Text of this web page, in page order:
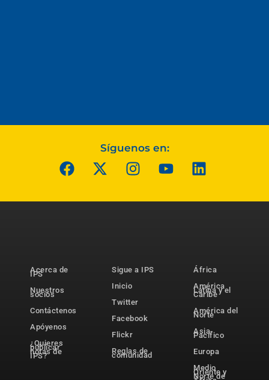
Síguenos en:
Acerca de
IPS
Nuestros
socios
Contáctenos
Apóyenos
¿Quieres
publicar
notas de
IPS?
Sigue a IPS
Inicio
Twitter
Facebook
Flickr
Reglas de
comunidad
África
América
Latina y el
Caribe
América del
Norte
Asia-
Pacífico
Europa
Medio
Oriente y
Norte de